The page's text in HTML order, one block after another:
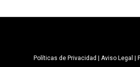
Políticas de Privacidad Aviso Legal